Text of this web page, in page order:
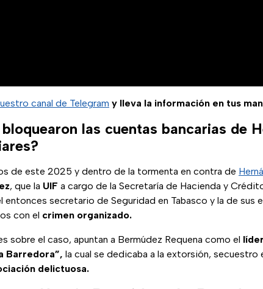
canal de Telegram y lleva la información en tus
las cuentas bancarias de
de este 2025 y dentro de la tormenta en contra de
, que la UIF a cargo de la Secretaría de Hacienda y
entonces secretario de Seguridad en Tabasco y la de sus
con el crimen organizado.
sobre el caso, apuntan a Bermúdez Requena como el líder
Barredora”, la cual se dedicaba a la extorsión,
delictuosa.